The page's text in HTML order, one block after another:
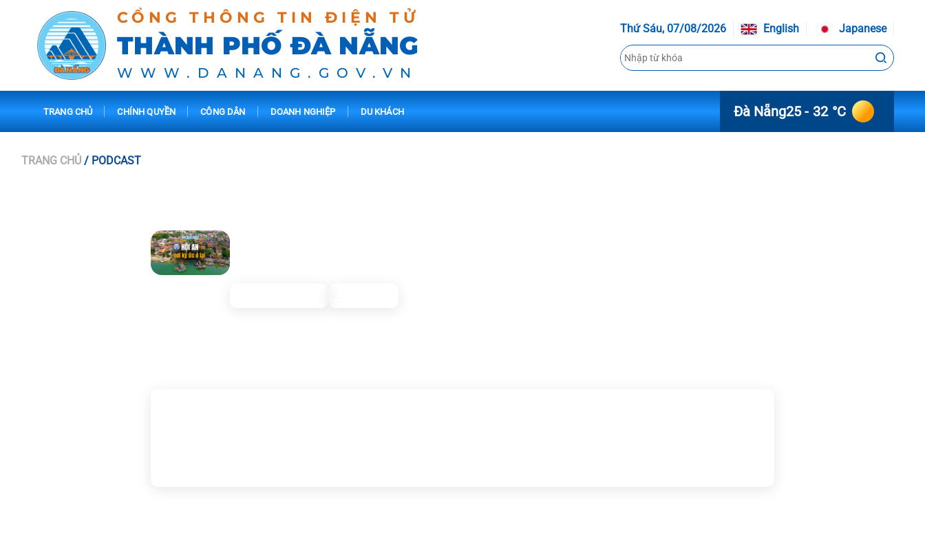
CỔNG THÔNG TIN ĐIỆN TỬ
THÀNH PHỐ ĐÀ NẴNG
WWW.DANANG.GOV.VN
Thứ Sáu, 07/08/2026 English Japanese
TRANG CHỦ CHÍNH QUYỀN CÔNG DÂN DOANH NGHIỆP DU KHÁCH Đà Nẵng25 - 32 °C
TRANG CHỦ / PODCAST